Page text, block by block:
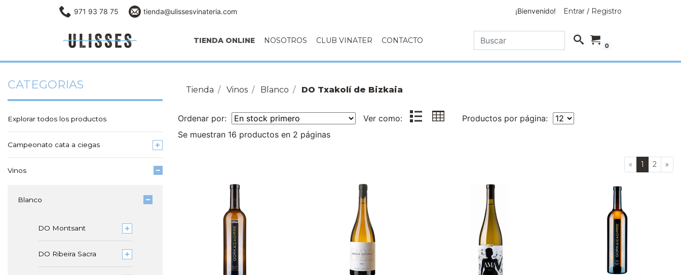
971 93 78 75 tienda@ulissesvinateria.com ¡Bienvenido! Entrar / Registro
TIENDA ONLINE NOSOTROS CLUB VINATER CONTACTO
0
CATEGORIAS
Explorar todos los productos
Campeonato cata a ciegas
Vinos
Blanco
DO Montsant
DO Ribeira Sacra
Tienda Vinos Blanco DO Txakolí de Bizkaia
Ordenar por: Ver como:
Productos por página:
Se muestran 16 productos en 2 páginas
« 1 2 »